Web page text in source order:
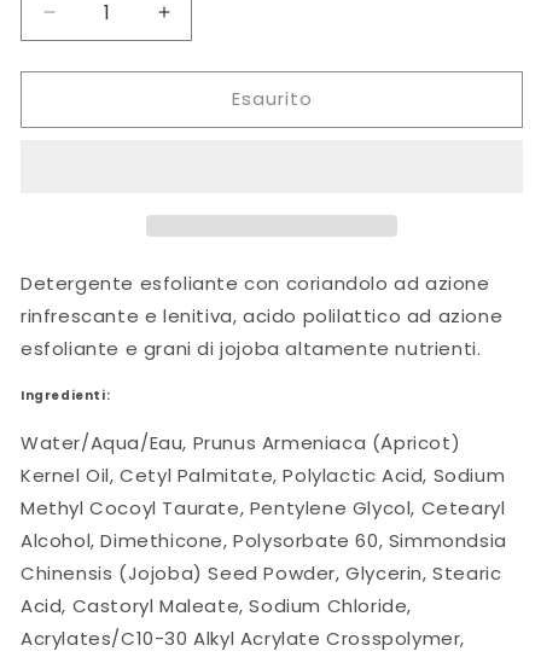
Diminuisci
quantità
per
exfoliating
Aumenta
quantità
per
exfoliating
Esaurito
Detergente esfoliante con coriandolo ad azione
rinfrescante e lenitiva, acido polilattico ad azione
esfoliante e grani di jojoba altamente nutrienti.
Ingredienti:
Water/Aqua/Eau, Prunus Armeniaca (Apricot)
Kernel Oil, Cetyl Palmitate, Polylactic Acid, Sodium
Methyl Cocoyl Taurate, Pentylene Glycol, Cetearyl
Alcohol, Dimethicone, Polysorbate 60, Simmondsia
Chinensis (Jojoba) Seed Powder, Glycerin, Stearic
Acid, Castoryl Maleate, Sodium Chloride,
Acrylates/C10-30 Alkyl Acrylate Crosspolymer,